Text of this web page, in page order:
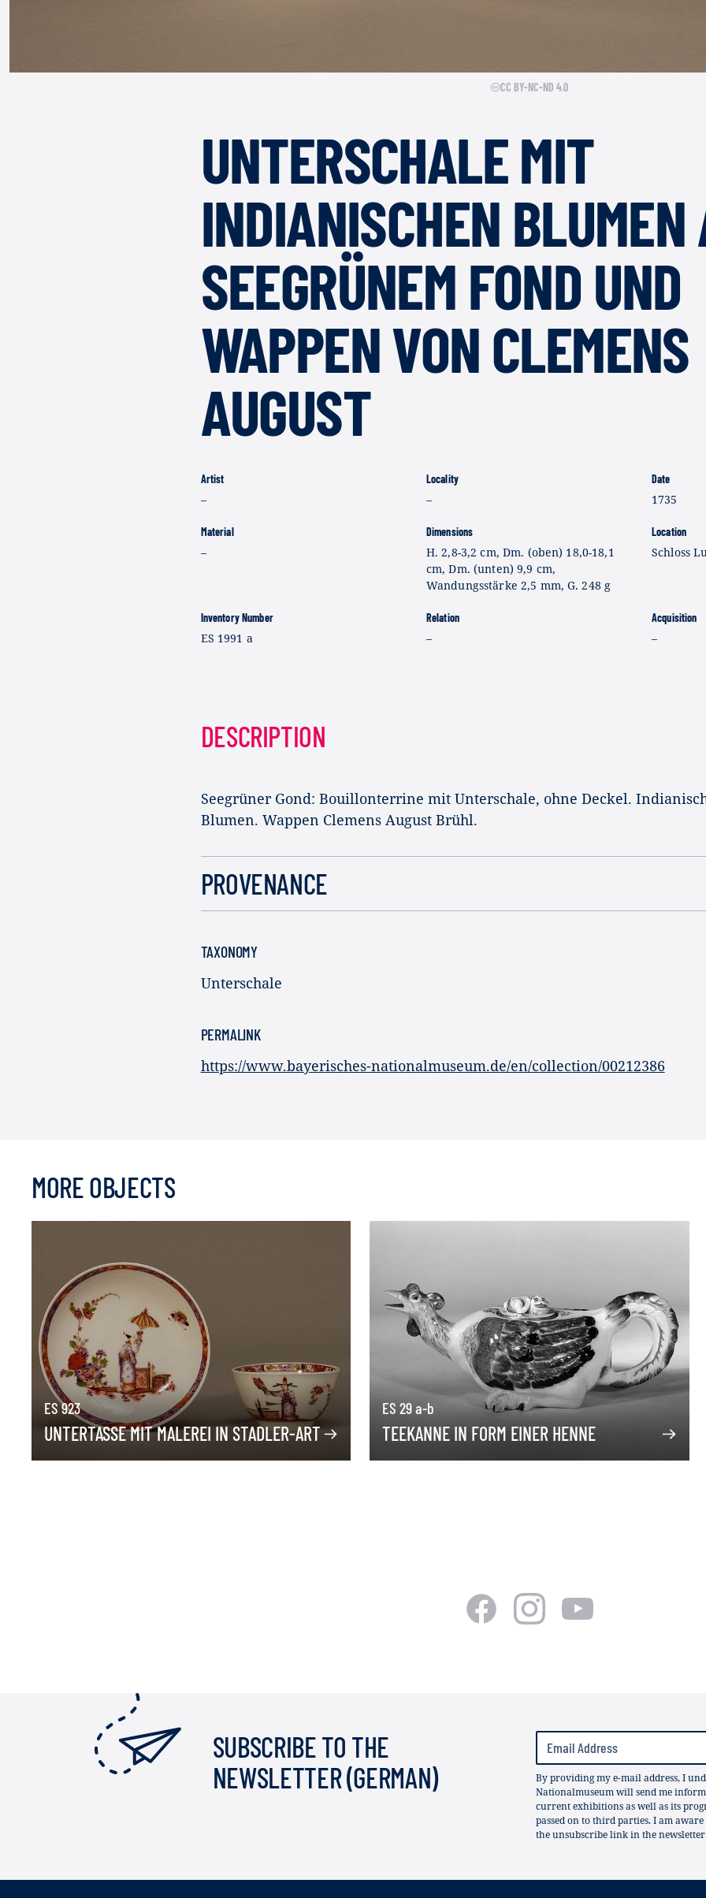
CC BY-NC-ND 4.0
UNTERSCHALE MIT
INDIANISCHEN BLUMEN
SEEGRÜNEM FOND UND
WAPPEN VON CLEMENS
AUGUST
Artist
–
Locality
–
Date
1735
Material
–
Dimensions
H. 2,8-3,2 cm, Dm. (oben) 18,0-18,1
cm, Dm. (unten) 9,9 cm,
Wandungsstärke 2,5 mm, G. 248 g
Location
Schloss
Inventory Number
ES 1991 a
Relation
–
Acquisition
–
DESCRIPTION
Seegrüner Gond: Bouillonterrine mit Unterschale, ohne Deckel.
Blumen. Wappen Clemens August Brühl.
PROVENANCE
TAXONOMY
Unterschale
PERMALINK
https://www.bayerisches-nationalmuseum.de/en/collection/00212386
MORE OBJECTS
ES 923
UNTERTASSE MIT MALEREI IN STADLER-ART
ES 29 a-b
TEEKANNE IN FORM EINER HENNE
SUBSCRIBE TO THE
NEWSLETTER (GERMAN)
By providing my e-mail address, I
Nationalmuseum will send me
current exhibitions as well as its
passed on to third parties. I am
the unsubscribe link in the